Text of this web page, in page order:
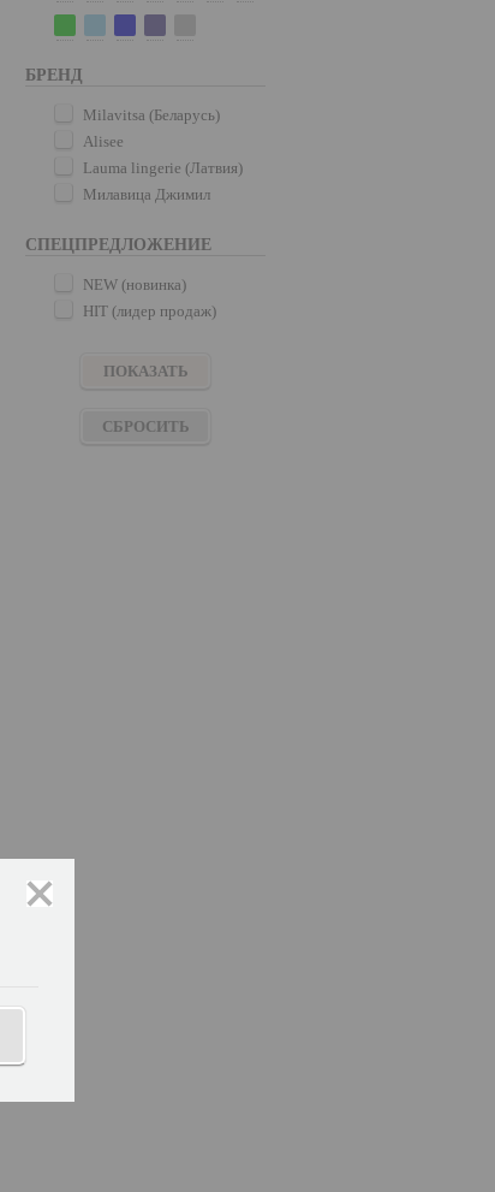
БРЕНД
Milavitsa (Беларусь)
Alisee
Lauma lingerie (Латвия)
Милавица Джимил
СПЕЦПРЕДЛОЖЕНИЕ
NEW (новинка)
HIT (лидер продаж)